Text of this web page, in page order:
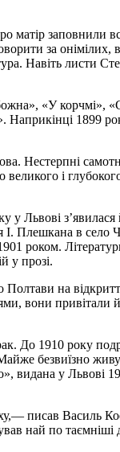
матір заповнили
за онімілих,
Навіть листи
«У корчмі»,
Наприкінці 1899
Нестерпні
і
у Львові
Плешкана в село
роком.
у прозі.
на
привітали
До 1910 року
Майже безвиїзно
видана у Львові
писав Василь
най по таємніші